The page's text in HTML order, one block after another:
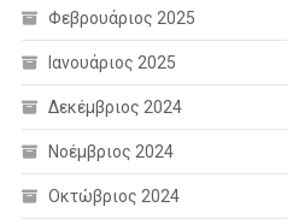
Φεβρουάριος 2025
Ιανουάριος 2025
Δεκέμβριος 2024
Νοέμβριος 2024
Οκτώβριος 2024